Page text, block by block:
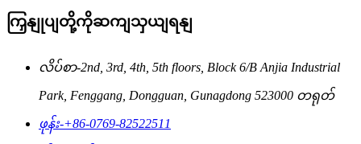
ကြှနျုပျတို့ကိုဆကျသှယျရနျ
လိပ်စာ-2nd, 3rd, 4th, 5th floors, Block 6/B Anjia Industrial
Park, Fenggang, Dongguan, Gunagdong 523000 တရုတ်
ဖုန်း-+86-0769-82522511